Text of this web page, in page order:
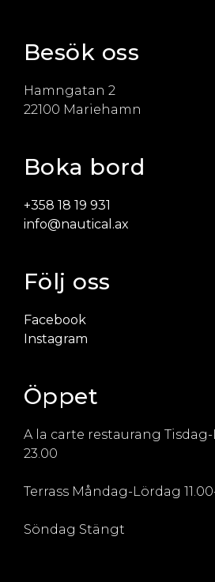
Besök oss
Hamngatan 2
22100 Mariehamn
Boka bord
+358 18 19 931
info@nautical.ax
Följ oss
Facebook
Instagram
Öppet
A la carte restaurang Tisdag-
23.00
Terrass Måndag-Lördag
Söndag Stängt